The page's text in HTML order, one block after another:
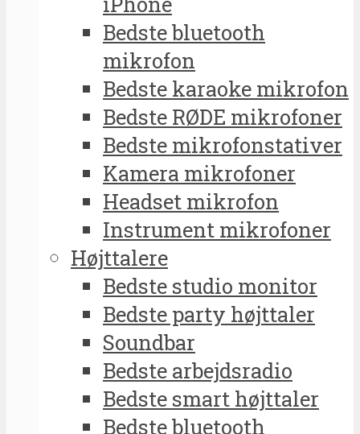
Bedste bluetooth
mikrofon
Bedste karaoke mikrofon
Bedste RØDE mikrofoner
Bedste mikrofonstativer
Kamera mikrofoner
Headset mikrofon
Instrument mikrofoner
Højttalere
Bedste studio monitor
Bedste party højttaler
Soundbar
Bedste arbejdsradio
Bedste smart højttaler
Bedste bluetooth